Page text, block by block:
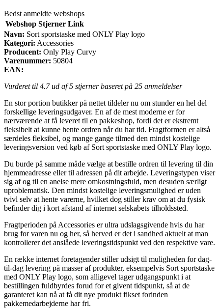
Bedst anmeldte webshops
Webshop Stjerner Link
Navn: Sort sportstaske med ONLY Play logo
Kategori: Accessories
Producent: Only Play Curvy
Varenummer: 50804
EAN:
Vurderet til 4.7ud af 5 stjerner baseret på 25 anmeldelser
En stor portion butikker på nettet tildeler nu om stunder en hel del
forskellige leveringsudgaver. En af de mest moderne er for
nærværende at få leveret til en pakkeshop, fordi det er ekstremt
fleksibelt at kunne hente ordren når du har tid. Fragtformen er altså
særdeles fleksibel, og mange gange tilmed den mindst kostelige
leveringsversion ved køb af Sort sportstaske med ONLY Play logo.
Du burde på samme måde vælge at bestille ordren til levering til din
hjemmeadresse eller til adressen på dit arbejde. Leveringstypen viser
sig af og til en anelse mere omkostningsfuld, men desuden særligt
uproblematisk. Den mindst kostelige leveringsmulighed er uden
tvivl selv at hente varerne, hvilket dog stiller krav om at du fysisk
befinder dig i kort afstand af internet selskabets tilholdssted.
Fragtperioden på Accessories er ultra udslagsgivende hvis du har
brug for varen nu og her, så herved er det i sandhed aktuelt at man
kontrollerer det anslåede leveringstidspunkt ved den respektive vare.
En række internet foretagender stiller udsigt til muligheden for dag-
til-dag levering på masser af produkter, eksempelvis Sort sportstaske
med ONLY Play logo, som alligevel tager udgangspunkt i at
bestillingen fuldbyrdes forud for et givent tidspunkt, så at de
garanteret kan nå at få dit nye produkt fikset forinden
pakkemedarbejderne har fri.